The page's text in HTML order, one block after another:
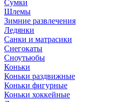
Сумки
Шлемы
Зимние развлечения
Ледянки
Санки и матрасики
Снегокаты
Сноутьюбы
Коньки
Коньки раздвижные
Коньки фигурные
Коньки хоккейные